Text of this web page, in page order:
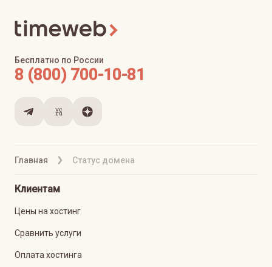
Главная Статус домена
Бесплатно по России
8 (800) 700-10-81
Клиентам
Цены на хостинг
Сравнить услуги
Оплата хостинга